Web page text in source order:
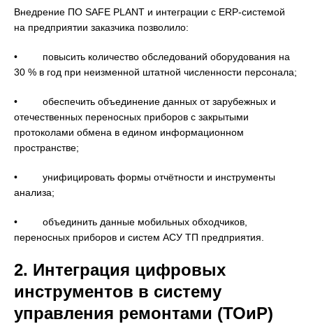
Внедрение ПО SAFE PLANT и интеграции с ERP-системой
на предприятии заказчика позволило:
• повысить количество обследований оборудования на
30 % в год при неизменной штатной численности персонала;
• обеспечить объединение данных от зарубежных и
отечественных переносных приборов с закрытыми
протоколами обмена в едином информационном
пространстве;
• унифицировать формы отчётности и инструменты
анализа;
• объединить данные мобильных обходчиков,
переносных приборов и систем АСУ ТП предприятия.
2. Интеграция цифровых
инструментов в систему
управления ремонтами (ТОиР)